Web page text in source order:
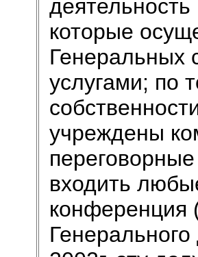
которые
Генеральных
услугами; по
учреждены
входить
конференция